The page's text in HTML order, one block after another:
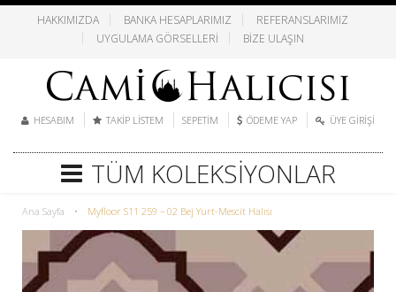
HAKKIMIZDA BANKA HESAPLARIMIZ
REFERANSLARIMIZ
UYGULAMA GÖRSELLERI
BIZE ULAŞIN
HESABIM TAKIP LISTEM SEPETIM ÖDEME YAP ÜYE GIRIŞI
TÜM KOLEKSIYONLAR
Ana Sayfa • Myfloor S11 259 – 02 Bej Yurt-Mescit Halısı